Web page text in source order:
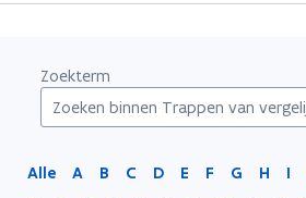
Trappen
Zoekterm
Alle A B C D E F G H I